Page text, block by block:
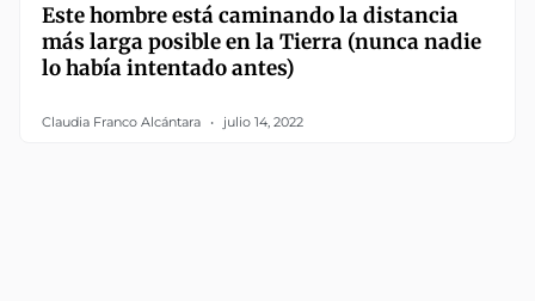
Este hombre está caminando la distancia
más larga posible en la Tierra (nunca nadie
lo había intentado antes)
Claudia Franco Alcántara julio 14, 2022